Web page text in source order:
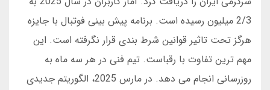
2/3 میلیون رسیده است. برنامه پیش بینی فوتبال با جایزه
هرگز تحت تاثیر قوانین شرط بندی قرار نگرفته است. این
مهم ترین تفاوت با رقباست. تیم فنی در هر سه ماه به
روزرسانی انجام می دهد. در مارس 2025، الگوریتم جدیدی